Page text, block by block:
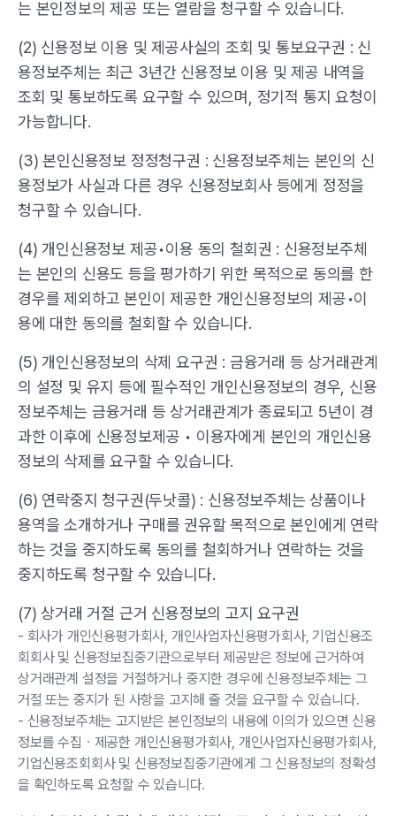
는 본인정보의 제공 또는 열람을 청구할 수 있습니다.
(2) 신용정보 이용 및 제공사실의 조회 및 통보요구권 : 신
용정보주체는 최근 3년간 신용정보 이용 및 제공 내역을
조회 및 통보하도록 요구할 수 있으며, 정기적 통지 요청이
가능합니다.
(3) 본인신용정보 정정청구권 : 신용정보주체는 본인의 신
용정보가 사실과 다른 경우 신용정보회사 등에게 정정을
청구할 수 있습니다.
(4) 개인신용정보 제공•이용 동의 철회권 : 신용정보주체
는 본인의 신용도 등을 평가하기 위한 목적으로 동의를 한
경우를 제외하고 본인이 제공한 개인신용정보의 제공•이
용에 대한 동의를 철회할 수 있습니다.
(5) 개인신용정보의 삭제 요구권 : 금융거래 등 상거래관계
의 설정 및 유지 등에 필수적인 개인신용정보의 경우, 신용
정보주체는 금융거래 등 상거래관계가 종료되고 5년이 경
과한 이후에 신용정보제공 • 이용자에게 본인의 개인신용
정보의 삭제를 요구할 수 있습니다.
(6) 연락중지 청구권(두낫콜) : 신용정보주체는 상품이나
용역을 소개하거나 구매를 권유할 목적으로 본인에게 연락
하는 것을 중지하도록 동의를 철회하거나 연락하는 것을
중지하도록 청구할 수 있습니다.
(7) 상거래 거절 근거 신용정보의 고지 요구권
- 회사가 개인신용평가회사, 개인사업자신용평가회사, 기업신용조
회회사 및 신용정보집중기관으로부터 제공받은 정보에 근거하여
상거래관계 설정을 거절하거나 중지한 경우에 신용정보주체는 그
거절 또는 중지가 된 사항을 고지해 줄 것을 요구할 수 있습니다.
- 신용정보주체는 고지받은 본인정보의 내용에 이의가 있으면 신용
정보를 수집ㆍ제공한 개인신용평가회사, 개인사업자신용평가회사,
기업신용조회회사 및 신용정보집중기관에게 그 신용정보의 정확성
을 확인하도록 요청할 수 있습니다.